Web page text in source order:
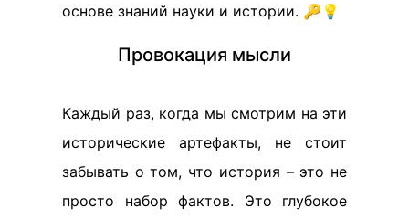
основе знаний науки и истории. 🔑💡
Провокация мысли
Каждый раз, когда мы смотрим на эти
исторические артефакты, не стоит
забывать о том, что история – это не
просто набор фактов. Это глубокое